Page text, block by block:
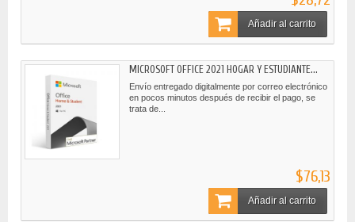
Añadir al carrito
MICROSOFT OFFICE 2021 HOGAR Y ESTUDIANTE...
Envío entregado digitalmente por correo electrónico
en pocos minutos después de recibir el pago, se
trata de...
$76,13
Añadir al carrito